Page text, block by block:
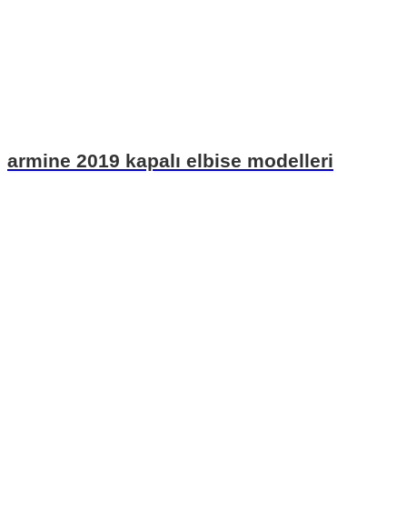
armine 2019 kapalı elbise modelleri